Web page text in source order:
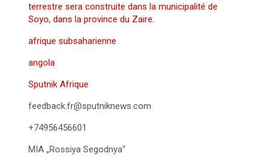
terrestre sera construite dans la municipalité de
Soyo, dans la province du Zaire.
afrique subsaharienne
angola
Sputnik Afrique
feedback.fr@sputniknews.com
+74956456601
MIA „Rossiya Segodnya“